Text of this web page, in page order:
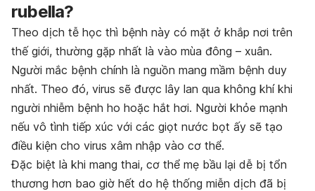
rubella?
Theo dịch tễ học thì bệnh này có mặt ở khắp nơi trên
thế giới, thường gặp nhất là vào mùa đông – xuân.
Người mắc bệnh chính là nguồn mang mầm bệnh duy
nhất. Theo đó, virus sẽ được lây lan qua không khí khi
người nhiễm bệnh ho hoặc hắt hơi. Người khỏe mạnh
nếu vô tình tiếp xúc với các giọt nước bọt ấy sẽ tạo
điều kiện cho virus xâm nhập vào cơ thể.
Đặc biệt là khi mang thai, cơ thể mẹ bầu lại dễ bị tổn
thương hơn bao giờ hết do hệ thống miễn dịch đã bị